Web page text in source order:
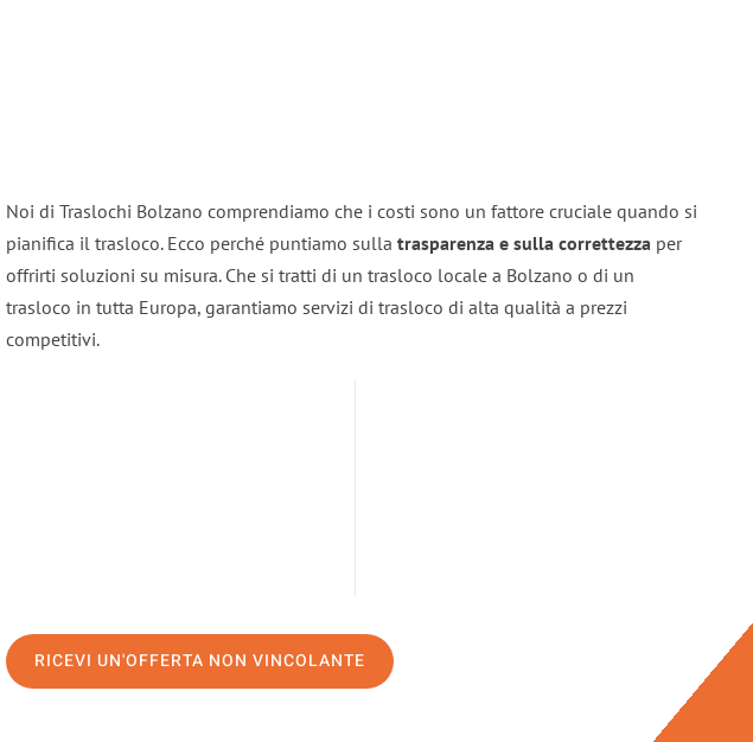
Noi di Traslochi Bolzano comprendiamo che i costi sono un fattore cruciale quando si
pianifica il trasloco. Ecco perché puntiamo sulla trasparenza e sulla correttezza per
offrirti soluzioni su misura. Che si tratti di un trasloco locale a Bolzano o di un
trasloco in tutta Europa, garantiamo servizi di trasloco di alta qualità a prezzi
competitivi.
RICEVI UN'OFFERTA NON VINCOLANTE